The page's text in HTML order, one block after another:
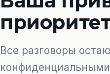
Все разговоры